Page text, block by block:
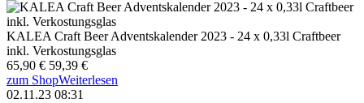
KALEA Craft Beer Adventskalender 2023 - 24 x 0,33l Craftbeer
inkl. Verkostungsglas
65,90 € 59,39 €
zum ShopWeiterlesen
02.11.23 08:31